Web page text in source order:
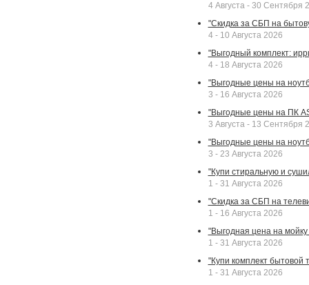
4 Августа - 30 Сентября
"Скидка за СБП на
4 - 10 Августа 2026
"Выгодный комплект:
4 - 18 Августа 2026
"Выгодные цены на
3 - 16 Августа 2026
"Выгодные цены на ПК
3 Августа - 13 Сентября
"Выгодные цены на
3 - 23 Августа 2026
"Купи стиральную и
1 - 31 Августа 2026
"Скидка за СБП на
1 - 16 Августа 2026
"Выгодная цена на
1 - 31 Августа 2026
"Купи комплект бытовой
1 - 31 Августа 2026